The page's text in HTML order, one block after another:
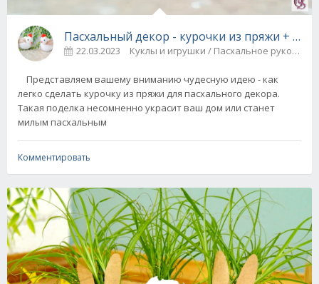
Пасхальный декор - курочки из пряжи +
22.03.2023 Куклы и игрушки / Пасхальное рукоделие
Представляем вашему вниманию чудесную идею - как
легко сделать курочку из пряжи для пасхального декора.
Такая поделка несомненно украсит ваш дом или станет
милым пасхальным
Комментировать